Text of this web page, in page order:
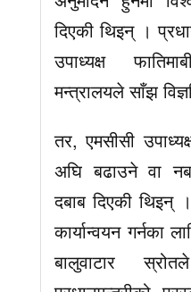
दिएकी थिइन् ।
उपाध्यक्ष
मन्त्रालयले साँझ
तर, एमसीसी
अघि बढाउने वा
दबाब दिएकी थिइन्
कार्यान्वयन गर्नका
बालुवाटार